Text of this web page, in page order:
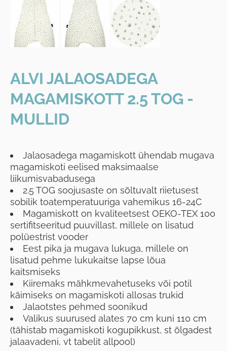
ALVI JALAOSADEGA
MAGAMISKOTT 2.5 TOG -
MULLID
Jalaosadega magamiskott ühendab mugava
magamiskoti eelised maksimaalse
liikumisvabadusega
2.5 TOG soojusaste on sõltuvalt riietusest
sobilik toatemperatuuriga vahemikus 16-24C
Magamiskott on kvaliteetsest OEKO-TEX 100
sertifitseeritud puuvillast, millele on lisatud
polüestrist vooder
Eest pika ja mugava lukuga, millele on
lisatud pehme lukukaitse lapse lõua
kaitsmiseks
Kiiremaks mähkmevahetuseks või potil
käimiseks on magamiskoti allosas trukid
Jalaotstes pehmed soonikud
Valikus suurused alates 70 cm kuni 110 cm
(tähistab magamiskoti kogupikkust, st õlgadest
jalaavadeni, vt tabelit allpool)